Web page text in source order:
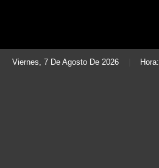
Viernes, 7 De Agosto De 2026 Hora: